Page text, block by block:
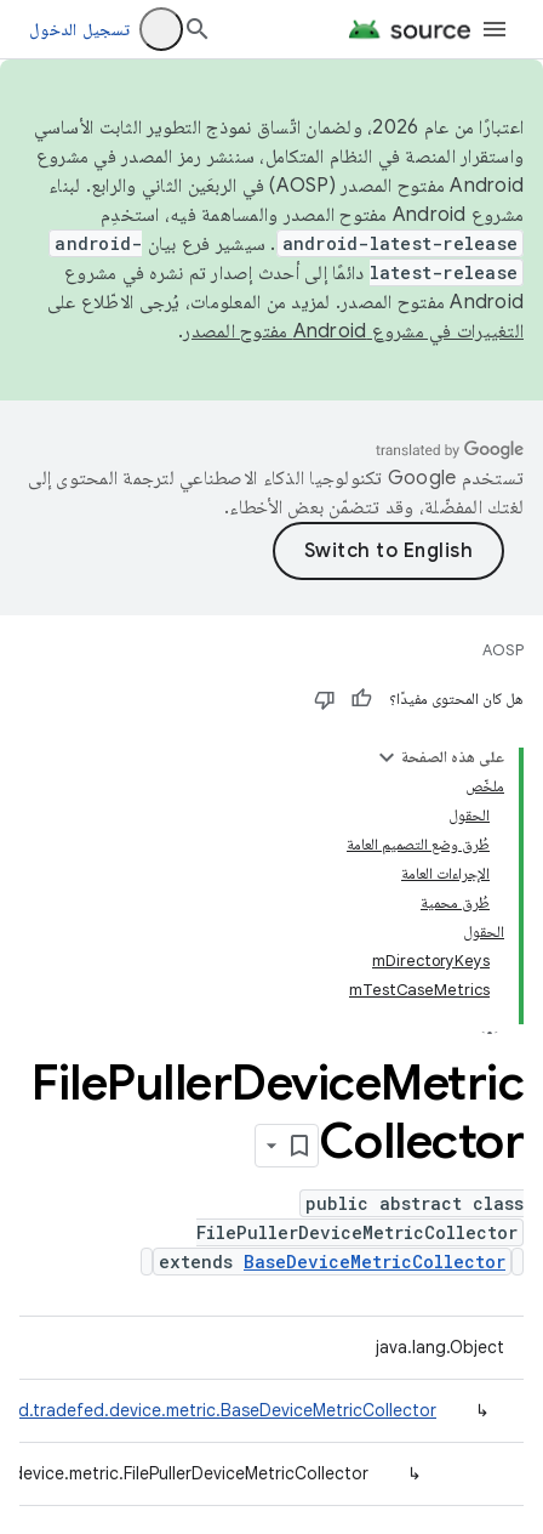
تسجيل الدخول
اعتبارًا من عام 2026، ولضمان اتّساق نموذج التطوير الثابت الأساسي
واستقرار المنصة في النظام المتكامل، سننشر رمز المصدر في مشروع
Android مفتوح المصدر (AOSP) في الربعَين الثاني والرابع. لبناء
مشروع Android مفتوح المصدر والمساهمة فيه، استخدِم
android-latest-release . سيشير فرع بيان android-
latest-release دائمًا إلى أحدث إصدار تم نشره في مشروع
Android مفتوح المصدر. لمزيد من المعلومات، يُرجى الاطّلاع على
التغييرات في مشروع Android مفتوح المصدر
.
تستخدم Google تكنولوجيا الذكاء الاصطناعي لترجمة المحتوى إلى
لغتك المفضّلة، وقد تتضمّن بعض الأخطاء.
AOSP
هل كان المحتوى مفيدًا؟
على هذه الصفحة
ملخّص
الحقول
طُرق وضع التصميم العامة
الإجراءات العامة
طُرق محمية
الحقول
mDirectoryKeys
mTestCaseMetrics
FilePullerDeviceMetric
Collector
public abstract class
FilePullerDeviceMetricCollector
extends BaseDeviceMetricCollector
java.lang.Object
↳
↳